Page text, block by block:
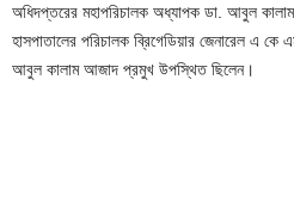
অধিদপ্তরের মহাপরিচালক অধ্যাপক ডা. আবুল
হাসপাতালের পরিচালক ব্রিগেডিয়ার জেনারেল এ
আবুল কালাম আজাদ প্রমুখ উপস্থিত ছিলেন।